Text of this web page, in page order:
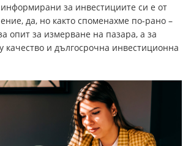
за инвестициите си е от
да, но както споменахме по-рано –
опит за измерване на пазара, а за
качество и дългосрочна инвестиционна